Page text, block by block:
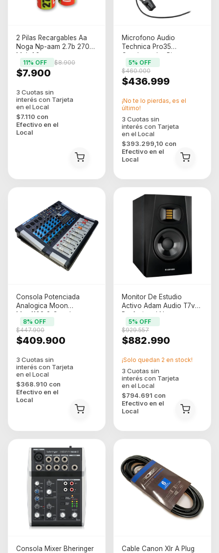
2 Pilas Recargables Aa
Noga Np-aam 2.7b 2700
Mah 1.2v
$7.900
$8.900
11% OFF
$7.110 con
Efectivo en el
Local
Microfono Audio
Technica Pro35
Condensador Pinza
Instrumento Negro
$436.999
$460.000
5% OFF
$393.299,10 con
Efectivo en el
Local
¡No te lo pierdas, es el
último!
Consola Potenciada
Analogica Moon
Mpm1108 8 Canales
500w Bluetooth Mp3
$409.900
$447.900
8% OFF
$368.910 con
Efectivo en el
Local
Monitor De Estudio
Activo Adam Audio T7v
Profesional Negro
$882.990
$929.557
5% OFF
$794.691 con
Efectivo en el
Local
¡Solo quedan 2 en stock!
Consola Mixer Bheringer
Cable Canon Xlr A Plug